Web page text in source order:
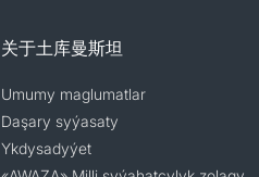
关于土库曼斯坦
Umumy maglumatlar
Daşary syýasaty
Ykdysadyýet